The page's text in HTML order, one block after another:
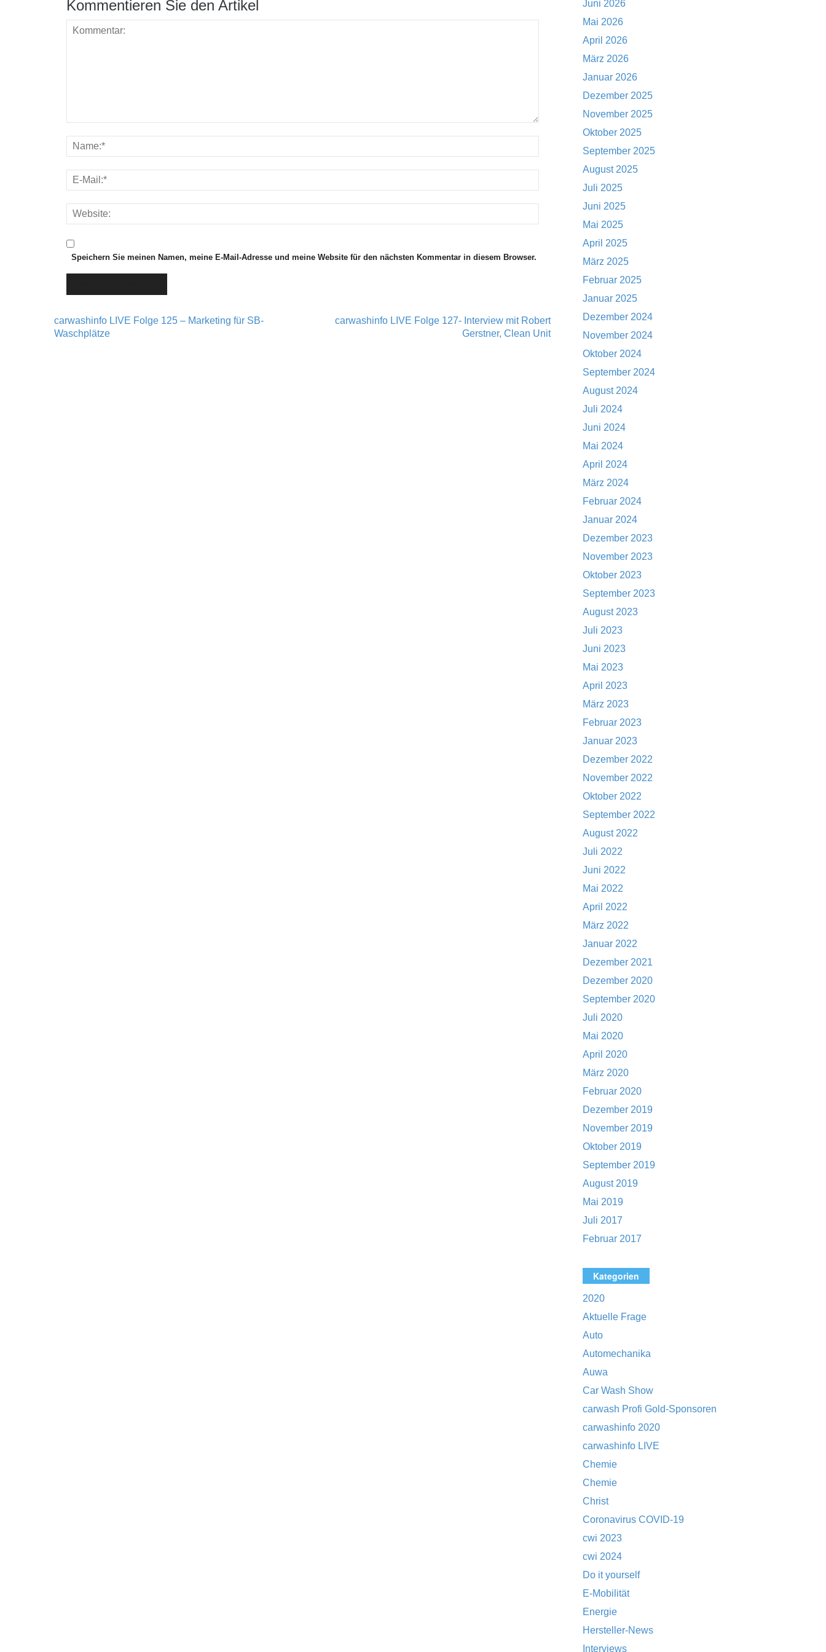
Kommentieren Sie den Artikel
Speichern Sie meinen Namen, meine E-Mail-Adresse und meine Website für den nächsten Kommentar in diesem Browser.
Post navigation
carwashinfo LIVE Folge 125 – Marketing für SB-
Waschplätze
carwashinfo LIVE Folge 127- Interview mit Robert
Gerstner, Clean Unit
Juni 2026
Mai 2026
April 2026
März 2026
Januar 2026
Dezember 2025
November 2025
Oktober 2025
September 2025
August 2025
Juli 2025
Juni 2025
Mai 2025
April 2025
März 2025
Februar 2025
Januar 2025
Dezember 2024
November 2024
Oktober 2024
September 2024
August 2024
Juli 2024
Juni 2024
Mai 2024
April 2024
März 2024
Februar 2024
Januar 2024
Dezember 2023
November 2023
Oktober 2023
September 2023
August 2023
Juli 2023
Juni 2023
Mai 2023
April 2023
März 2023
Februar 2023
Januar 2023
Dezember 2022
November 2022
Oktober 2022
September 2022
August 2022
Juli 2022
Juni 2022
Mai 2022
April 2022
März 2022
Januar 2022
Dezember 2021
Dezember 2020
September 2020
Juli 2020
Mai 2020
April 2020
März 2020
Februar 2020
Dezember 2019
November 2019
Oktober 2019
September 2019
August 2019
Mai 2019
Juli 2017
Februar 2017
Kategorien
2020
Aktuelle Frage
Auto
Automechanika
Auwa
Car Wash Show
carwash Profi Gold-Sponsoren
carwashinfo 2020
carwashinfo LIVE
Chemie
Chemie
Christ
Coronavirus COVID-19
cwi 2023
cwi 2024
Do it yourself
E-Mobilität
Energie
Hersteller-News
Interviews